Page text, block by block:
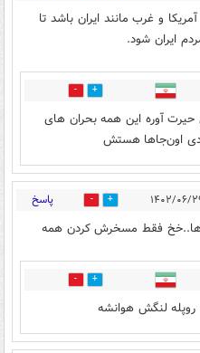
و غرب مانند ایران باشد تا
ایران شود.
1
حیرت آوره این همه بحران های
اون‌جاها هستش
6 پاسخ
فقط مسخرش کردن همه
3
روپله لنگش هوانشه